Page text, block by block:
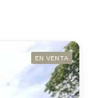
EN VENTA